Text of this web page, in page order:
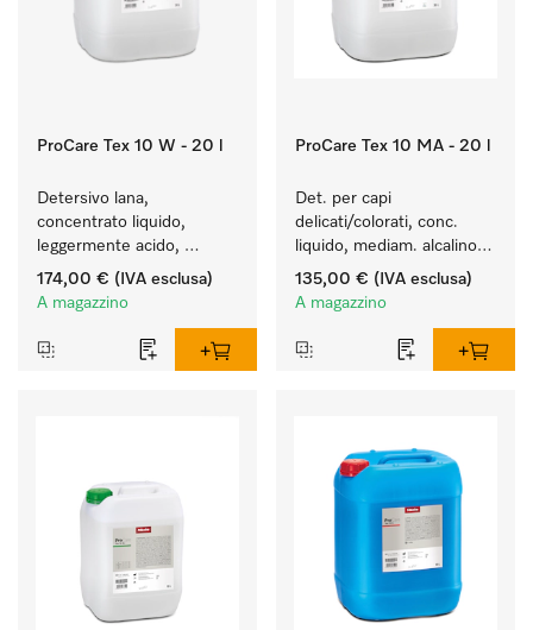
ProCare Tex 10 W - 20 l
Detersivo lana,
concentrato liquido,
leggermente acido,
20 l per il lavaggio a
macchina della lana.
174,00 € (IVA esclusa)
A magazzino
ProCare Tex 10 MA - 20 l
Det. per capi
delicati/colorati, conc.
liquido, mediam. alcalino,
20 l per il lavaggio di capi
colorati e capi delicati.
135,00 € (IVA esclusa)
A magazzino